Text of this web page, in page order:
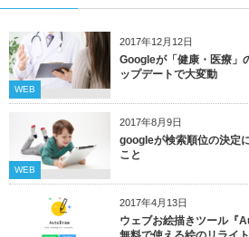
2017年12月12日
WEB
Googleが「健康・医療」
ップデートで大変動
2017年8月9日
WEB
googleが検索順位の決定
こと
2017年4月13日
ウェブお絵描きツール『